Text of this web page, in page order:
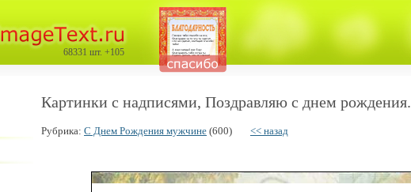
68331 шт. +105
Картинки с надписями, Поздравляю с днем рождения.
Рубрика: С Днем Рождения мужчине (600) << назад